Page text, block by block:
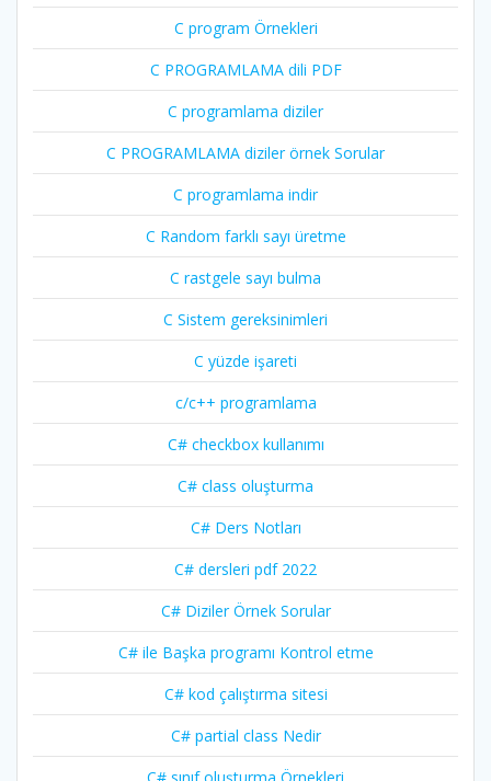
C program Örnekleri
C PROGRAMLAMA dili PDF
C programlama diziler
C PROGRAMLAMA diziler örnek Sorular
C programlama indir
C Random farklı sayı üretme
C rastgele sayı bulma
C Sistem gereksinimleri
C yüzde işareti
c/c++ programlama
C# checkbox kullanımı
C# class oluşturma
C# Ders Notları
C# dersleri pdf 2022
C# Diziler Örnek Sorular
C# ile Başka programı Kontrol etme
C# kod çalıştırma sitesi
C# partial class Nedir